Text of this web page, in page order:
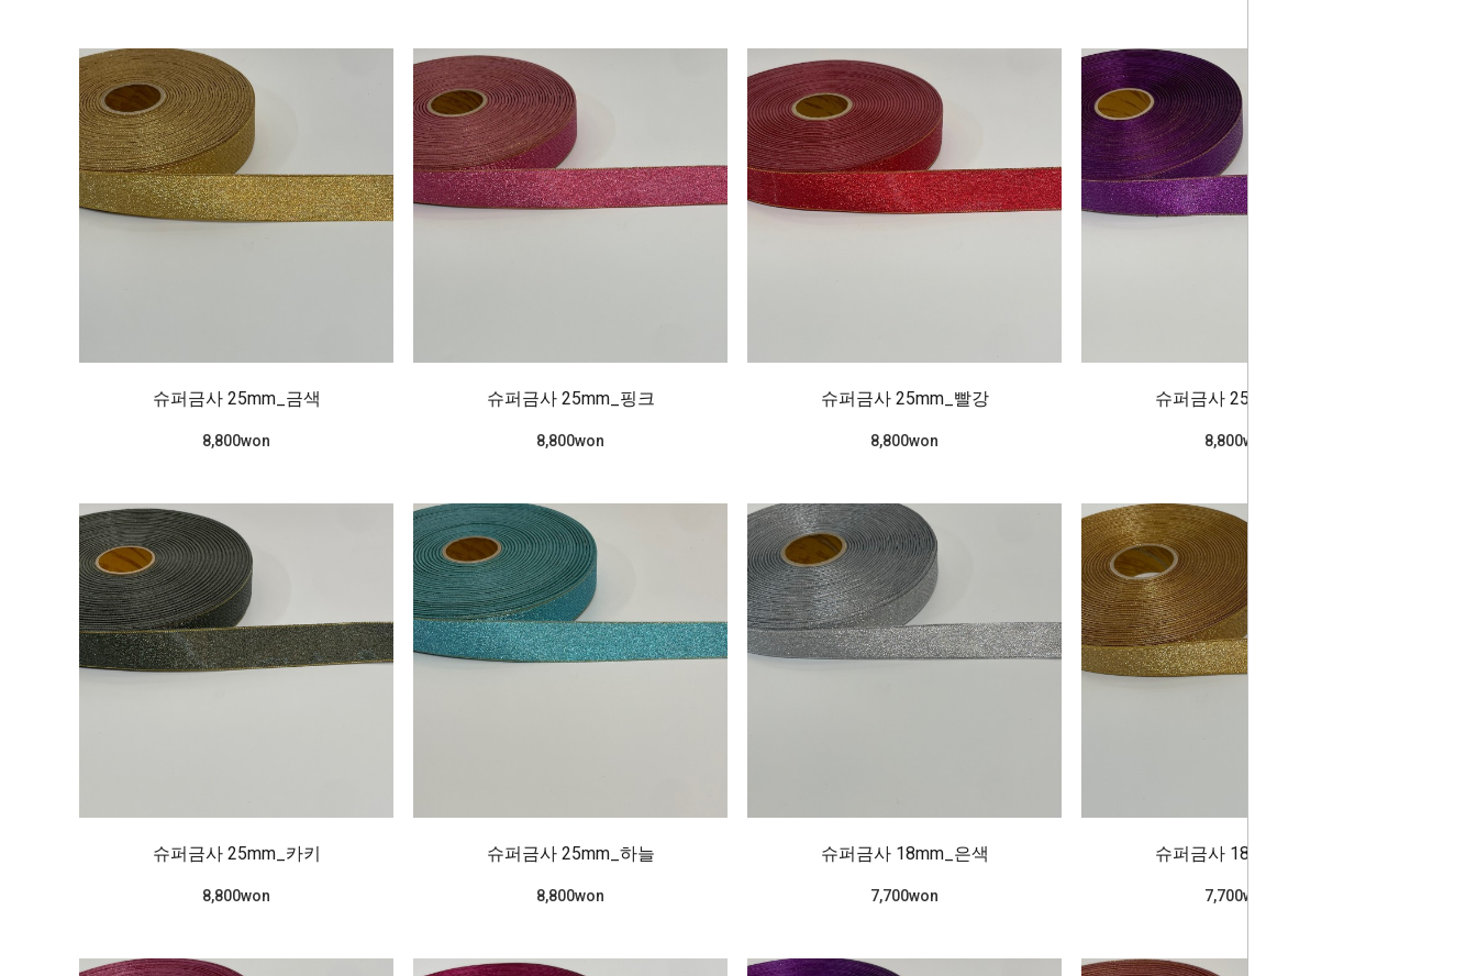
슈퍼금사 25mm_금색
8,800won
슈퍼금사 25mm_핑크
8,800won
슈퍼금사 25mm_빨강
8,800won
슈퍼금사 25mm_보라
8,800won
슈퍼금사 25mm_카키
8,800won
슈퍼금사 25mm_하늘
8,800won
슈퍼금사 18mm_은색
7,700won
슈퍼금사 18mm_금색
7,700won